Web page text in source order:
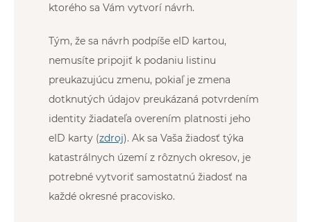
ktorého sa Vám vytvorí návrh.
Tým, že sa návrh podpíše eID kartou,
nemusíte pripojiť k podaniu listinu
preukazujúcu zmenu, pokiaľ je zmena
dotknutých údajov preukázaná potvrdením
identity žiadateľa overením platnosti jeho
eID karty (zdroj). Ak sa Vaša žiadosť týka
katastrálnych území z rôznych okresov, je
potrebné vytvoriť samostatnú žiadosť na
každé okresné pracovisko.